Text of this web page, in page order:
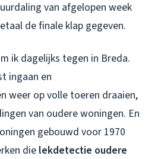
van afgelopen week
de finale klap gegeven.
ik dagelijks tegen in Breda.
ingaan en
weer op volle toeren draaien,
van oudere woningen. En
gebouwd voor 1970
die lekdetectie oudere